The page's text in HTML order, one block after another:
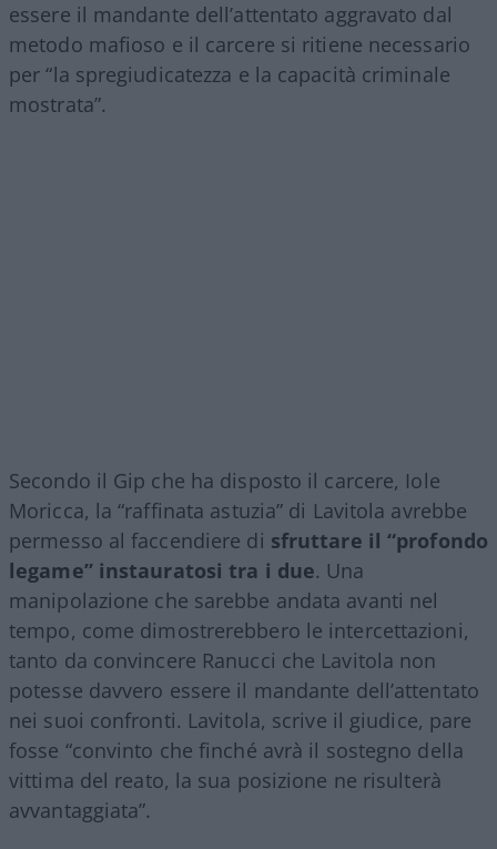
essere il mandante dell’attentato aggravato dal
metodo mafioso e il carcere si ritiene necessario
per “la spregiudicatezza e la capacità criminale
mostrata”.
Secondo il Gip che ha disposto il carcere, Iole
Moricca, la “raffinata astuzia” di Lavitola avrebbe
permesso al faccendiere di sfruttare il “profondo
legame” instauratosi tra i due. Una
manipolazione che sarebbe andata avanti nel
tempo, come dimostrerebbero le intercettazioni,
tanto da convincere Ranucci che Lavitola non
potesse davvero essere il mandante dell’attentato
nei suoi confronti. Lavitola, scrive il giudice, pare
fosse “convinto che finché avrà il sostegno della
vittima del reato, la sua posizione ne risulterà
avvantaggiata”.